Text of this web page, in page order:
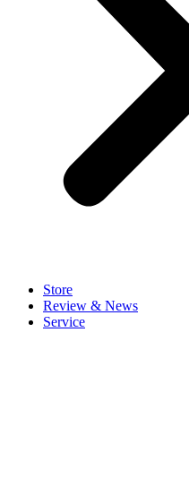
Store
Review & News
Service